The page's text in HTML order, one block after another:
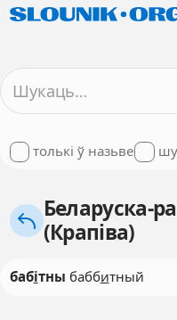
толькі ў назьве
Беларуска-
(Крапіва)
бабітны баббитный